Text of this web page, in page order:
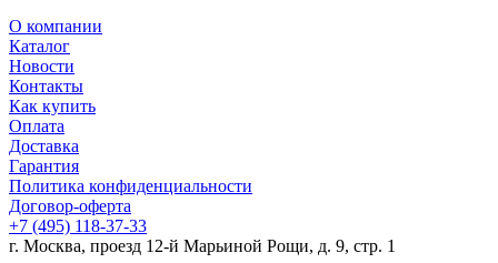
О компании
Каталог
Новости
Контакты
Как купить
Оплата
Доставка
Гарантия
Политика конфиденциальности
Договор-оферта
+7 (495) 118-37-33
г. Москва, проезд 12-й Марьиной Рощи, д. 9, стр. 1